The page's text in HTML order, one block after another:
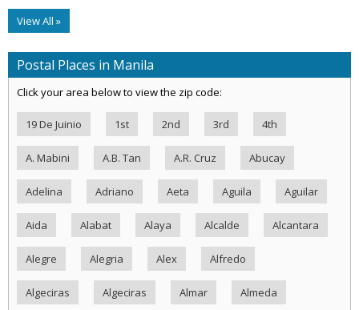
View All »
Postal Places in Manila
Click your area below to view the zip code:
19 De Juinio 1st 2nd 3rd 4th
A. Mabini A.B. Tan A.R. Cruz Abucay
Adelina Adriano Aeta Aguila Aguilar
Aida Alabat Alaya Alcalde Alcantara
Alegre Alegria Alex Alfredo
Algeciras Algeciras Almar Almeda